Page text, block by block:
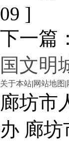
09 ]
下一篇：
国文明
关于本站|网站地图 |
廊坊市
办 廊